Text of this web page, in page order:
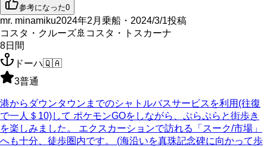
参考になった0
mr. minamiku2024年2月乗船・2024/3/1投稿
コスタ・クルーズ🚢 コスタ・トスカーナ
8日間
ドーハ🇶🇦
3普通
港からダウンタウンまでのシャトルバスサービスを利用(往復
で一人＄10)して ポケモンGOをしながら、ぷらぷらと街歩き
を楽しみました。 エクスカーションで訪れる「スーク/市場」
へも十分、徒歩圏内です。 (海沿いを真珠記念碑に向かって歩